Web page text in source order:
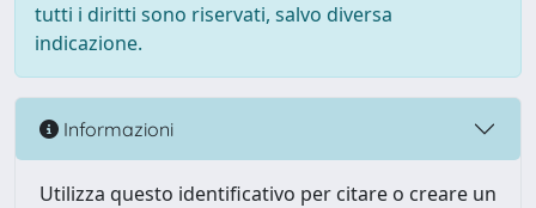
tutti i diritti sono riservati, salvo diversa
indicazione.
Informazioni
Utilizza questo identificativo per citare o creare un